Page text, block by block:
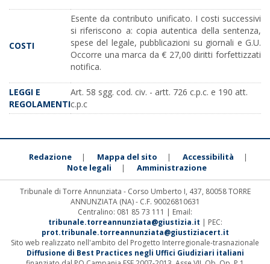
COSTI
Esente da contributo unificato. I costi successivi
si riferiscono a: copia autentica della sentenza,
spese del legale, pubblicazioni su giornali e G.U.
Occorre una marca da € 27,00 diritti forfettizzati
notifica.
LEGGI E
REGOLAMENTI
Art. 58 sgg. cod. civ. - artt. 726 c.p.c. e 190 att.
c.p.c
Redazione | Mappa del sito | Accessibilità |
Note legali | Amministrazione
Tribunale di Torre Annunziata - Corso Umberto I, 437, 80058 TORRE
ANNUNZIATA (NA) - C.F. 90026810631
Centralino: 081 85 73 111 | Email:
tribunale.torreannunziata@giustizia.it | PEC:
prot.tribunale.torreannunziata@giustiziacert.it
Sito web realizzato nell'ambito del Progetto Interregionale-trasnazionale
Diffusione di Best Practices negli Uffici Giudiziari italiani